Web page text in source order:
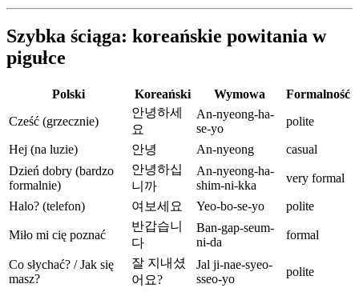
Szybka ściąga: koreańskie powitania w
pigułce
Polski Koreański Wymowa
Formalność
Cześć (grzecznie)
안녕하세
요
An-nyeong-ha-
se-yo
polite
Hej (na luzie) 안녕 An-nyeong
casual
Dzień dobry (bardzo
formalnie)
안녕하십
니까
An-nyeong-ha-
shim-ni-kka
very formal
Halo? (telefon) 여보세요 Yeo-bo-se-yo polite
Miło mi cię poznać
반갑습니
다
Ban-gap-seum-
ni-da
formal
Co słychać? / Jak się
masz?
잘 지내셨
어요?
Jal ji-nae-syeo-
sseo-yo
polite